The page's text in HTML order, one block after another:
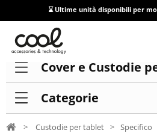
⌛ Ultime unità disponibili per
Cover e Custodie
Categorie
> Custodie per tablet > Specifico